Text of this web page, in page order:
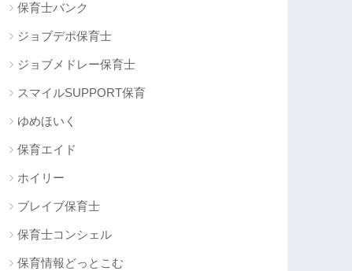
保育士バンク
ジョブデポ保育士
ジョブメドレー保育士
スマイルSUPPORT保育
ゆめほいく
保育エイド
ホイリー
ブレイブ保育士
保育士コンシェル
保育情報どっとこむ